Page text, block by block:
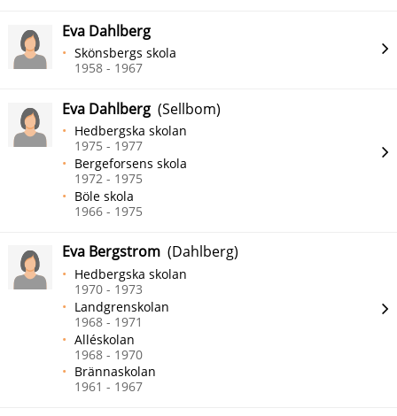
Eva Dahlberg
Skönsbergs skola
1958 - 1967
Eva Dahlberg (Sellbom)
Hedbergska skolan
1975 - 1977
Bergeforsens skola
1972 - 1975
Böle skola
1966 - 1975
Eva Bergstrom (Dahlberg)
Hedbergska skolan
1970 - 1973
Landgrenskolan
1968 - 1971
Alléskolan
1968 - 1970
Brännaskolan
1961 - 1967